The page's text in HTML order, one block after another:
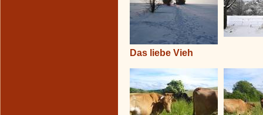
Das liebe Vieh